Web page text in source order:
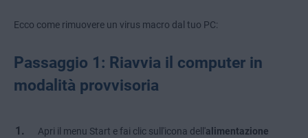
Ecco come rimuovere un virus macro dal tuo PC:
Passaggio 1: Riavvia il computer in
modalità provvisoria
Apri il menu Start e fai clic sull'icona dell'alimentazione